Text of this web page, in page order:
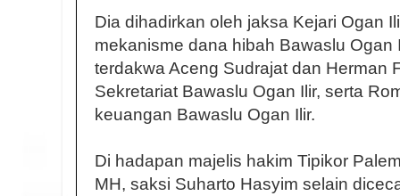
Dia dihadirkan oleh jaksa Kejari Ogan
mekanisme dana hibah Bawaslu Ogan
terdakwa Aceng Sudrajat dan Herman
Sekretariat Bawaslu Ogan Ilir, serta
keuangan Bawaslu Ogan Ilir.
Di hadapan majelis hakim Tipikor
MH, saksi Suharto Hasyim selain